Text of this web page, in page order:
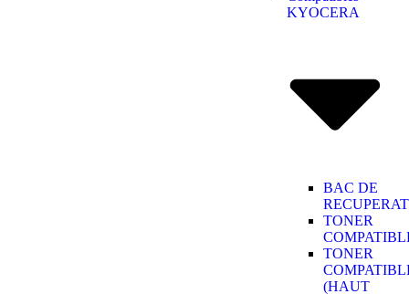
KYOCERA
BAC DE
TONER
TONER
(HAUT